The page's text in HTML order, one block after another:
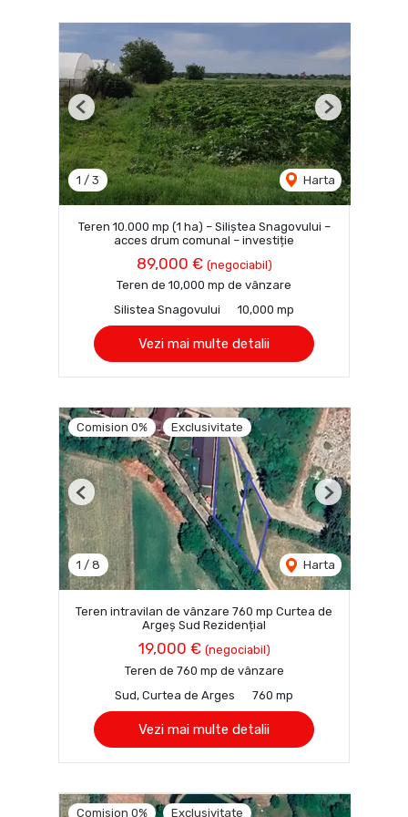
1 / 3 Harta
Previous Next
Teren 10.000 mp (1 ha) – Siliștea Snagovului –
acces drum comunal – investiție
89,000 € (negociabil)
Teren de 10,000 mp de vânzare
Silistea Snagovului
10,000 mp
Vezi mai multe detalii
Comision 0% Exclusivitate
1 / 8 Harta
Previous Next
Teren intravilan de vânzare 760 mp Curtea de
Argeș Sud Rezidențial
19,000 € (negociabil)
Teren de 760 mp de vânzare
Sud, Curtea de Arges
760 mp
Vezi mai multe detalii
Comision 0% Exclusivitate